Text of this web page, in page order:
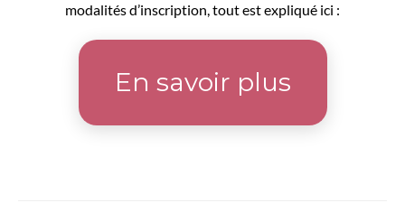
modalités d’inscription, tout est expliqué ici :
En savoir plus